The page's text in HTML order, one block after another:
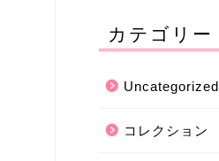
カテゴリー
Uncategorized
コレクション